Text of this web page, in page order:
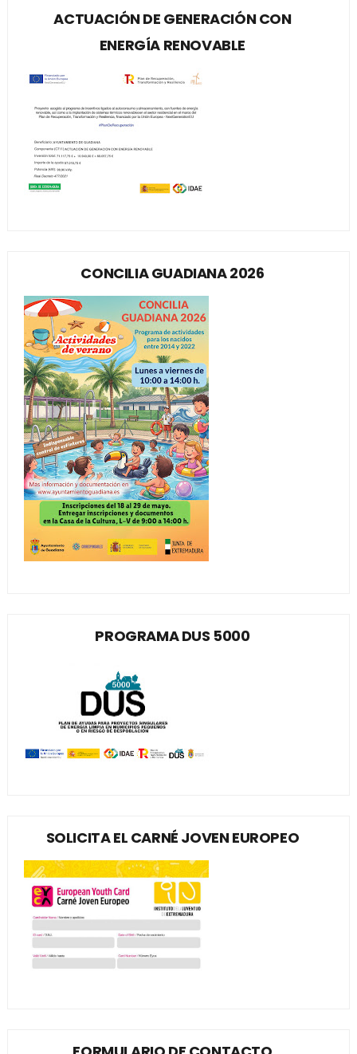
ACTUACIÓN DE GENERACIÓN CON
ENERGÍA RENOVABLE
CONCILIA GUADIANA 2026
PROGRAMA DUS 5000
SOLICITA EL CARNÉ JOVEN EUROPEO